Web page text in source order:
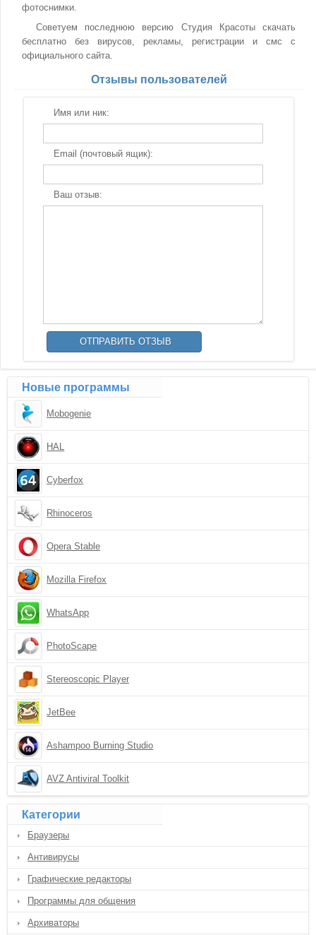
фотоснимки.
Советуем последнюю версию Студия Красоты скачать
бесплатно без вирусов, рекламы, регистрации и смс с
официального сайта.
Отзывы пользователей
Имя или ник:
Email (почтовый ящик):
Ваш отзыв:
Новые программы
Mobogenie
HAL
Cyberfox
Rhinoceros
Opera Stable
Mozilla Firefox
WhatsApp
PhotoScape
Stereoscopic Player
JetBee
Ashampoo Burning Studio
AVZ Antiviral Toolkit
Категории
Браузеры
Антивирусы
Графические редакторы
Программы для общения
Архиваторы